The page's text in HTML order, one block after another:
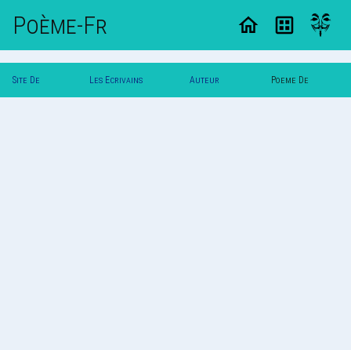
Poème-Fr
Site De Les Ecrivains Auteur Poeme De